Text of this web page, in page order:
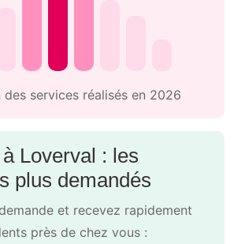
des services réalisés en 2026
Loverval : les
plus demandés
et recevez rapidement
près de chez vous :